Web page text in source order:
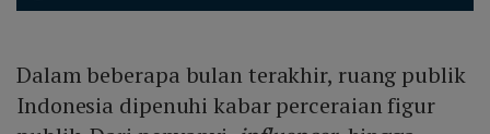
Dalam beberapa bulan terakhir, ruang publik
Indonesia dipenuhi kabar perceraian figur